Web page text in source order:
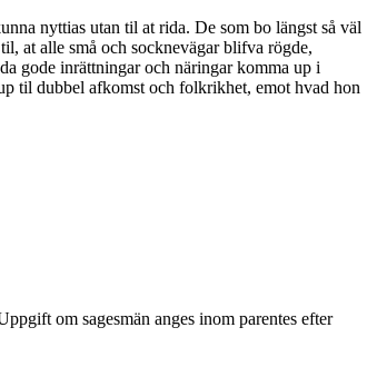
nyttias utan til at rida. De som bo längst så väl
at alle små och socknevägar blifva rögde,
gode inrättningar och näringar komma up i
til dubbel afkomst och folkrikhet, emot hvad hon
om sagesmän anges inom parentes efter